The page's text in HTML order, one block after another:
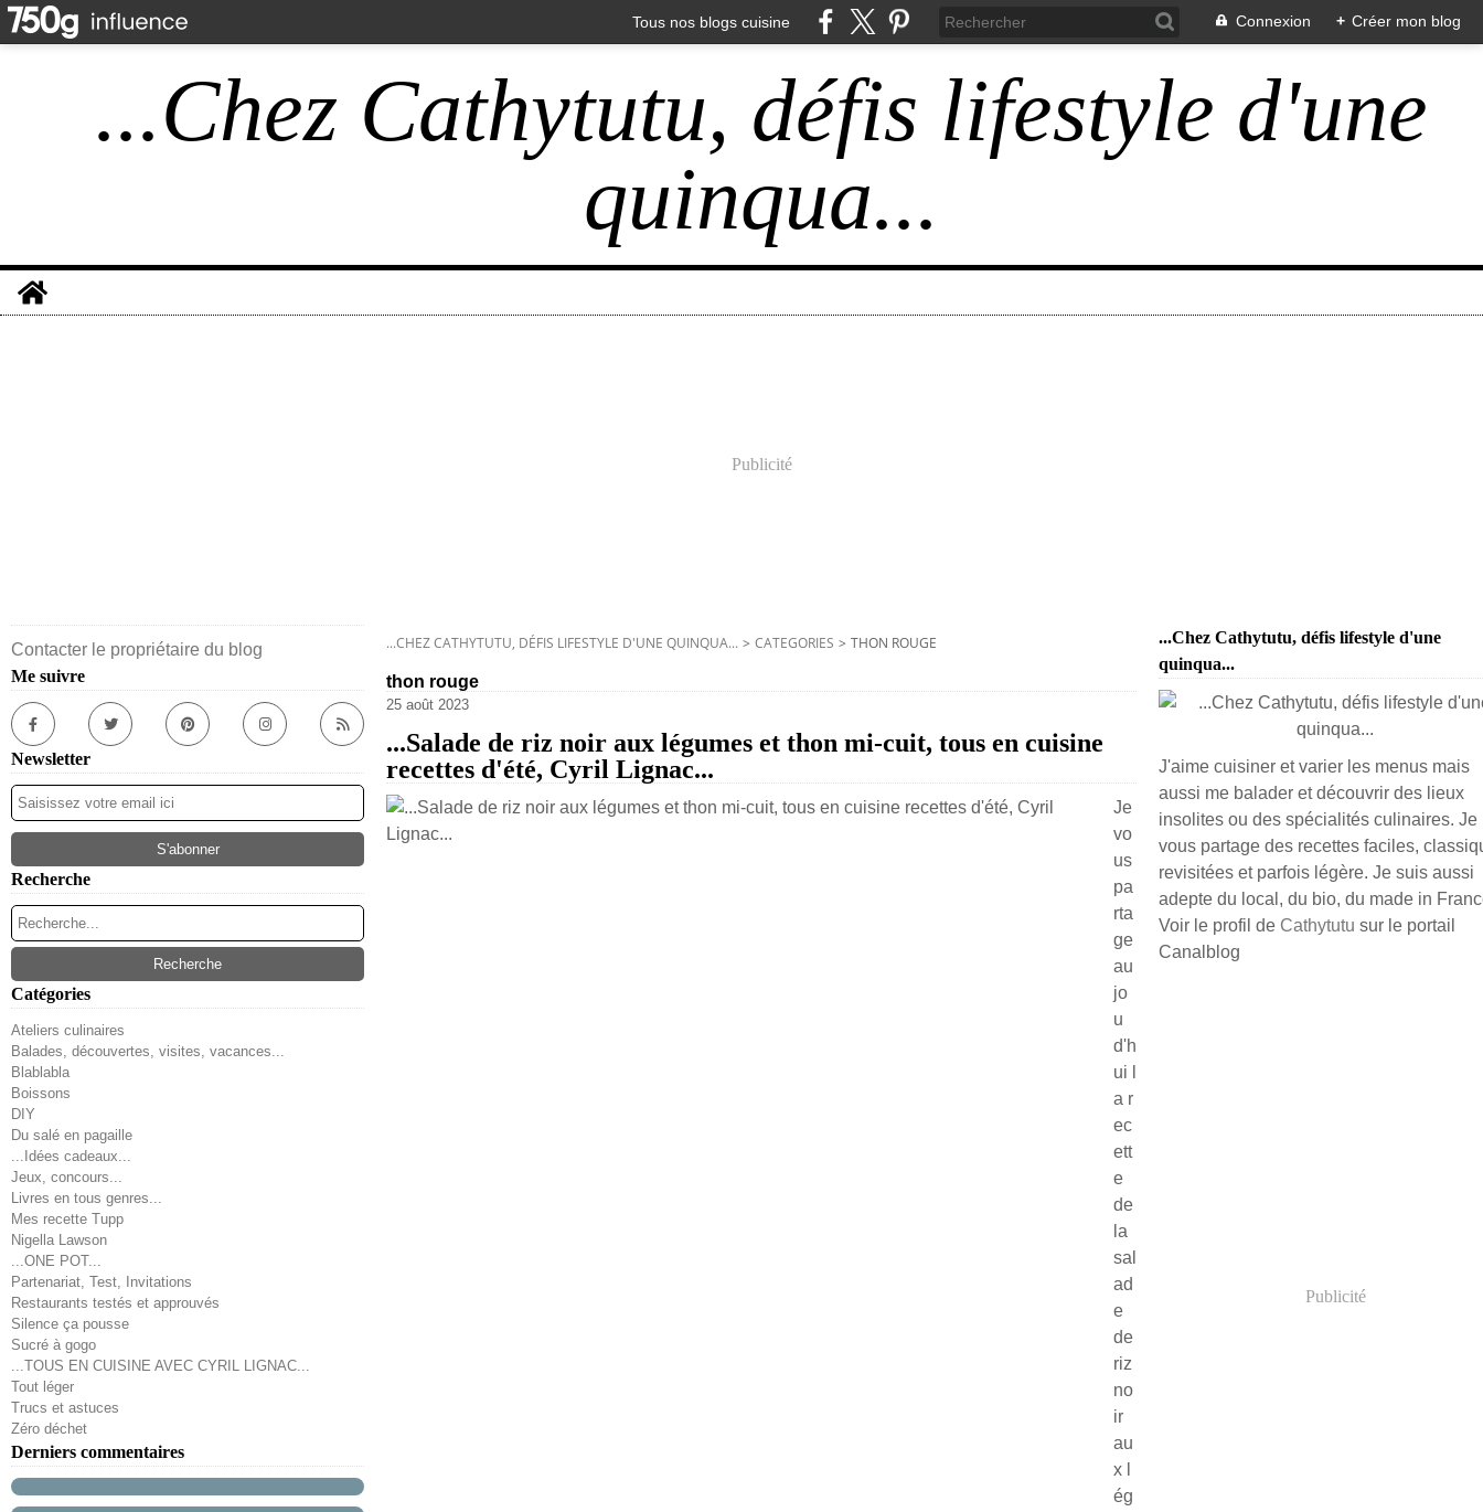
Tous nos blogs cuisine Connexion + Créer mon blog
...Chez Cathytutu, défis lifestyle d'une
quinqua...
Home
Publicité
Contacter le propriétaire du blog
Me suivre
Newsletter
Recherche
Catégories
Ateliers culinaires
Balades, découvertes, visites, vacances...
Blablabla
Boissons
DIY
Du salé en pagaille
...Idées cadeaux...
Jeux, concours...
Livres en tous genres...
Mes recette Tupp
Nigella Lawson
...ONE POT...
Partenariat, Test, Invitations
Restaurants testés et approuvés
Silence ça pousse
Sucré à gogo
...TOUS EN CUISINE AVEC CYRIL LIGNAC...
Tout léger
Trucs et astuces
Zéro déchet
Derniers commentaires
...CHEZ CATHYTUTU, DÉFIS LIFESTYLE D'UNE QUINQUA... > CATEGORIES > THON ROUGE
thon rouge
25 août 2023
...Salade de riz noir aux légumes et thon mi-cuit, tous en cuisine
recettes d'été, Cyril Lignac...
Je
vo
us
pa
rta
ge
au
jo
u
d'h
ui l
a r
ec
ett
e
de
la
sal
ad
e
de
riz
no
ir
au
x l
ég
...Chez Cathytutu, défis lifestyle d'une
quinqua...
J'aime cuisiner et varier les menus mais
aussi me balader et découvrir des lieux
insolites ou des spécialités culinaires. Je
vous partage des recettes faciles,
revisitées et parfois légère. Je suis aussi
adepte du local, du bio, du made in
Voir le profil de Cathytutu sur le portail
Canalblog
Publicité